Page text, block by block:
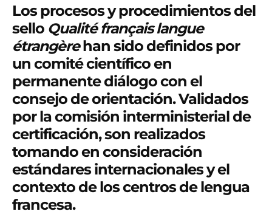
Los procesos y procedimientos del
sello Qualité français langue
étrangèrehan sido definidos por
un comité científico en
permanente diálogo con el
consejo de orientación. Validados
por la comisión interministerial de
certificación, son realizados
tomando en consideración
estándares internacionales y el
contexto de los centros de lengua
francesa.